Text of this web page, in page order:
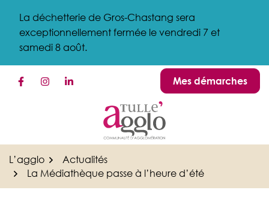
contenu
La déchetterie de Gros-Chastang sera
exceptionnellement fermée le vendredi 7 et
samedi 8 août.
Lien vers le compte Facebook
Lien vers le compte Instagram
Lien vers le compte LinkedinMes démarches
L’agglo
Actualités
La Médiathèque passe à l’heure d’été